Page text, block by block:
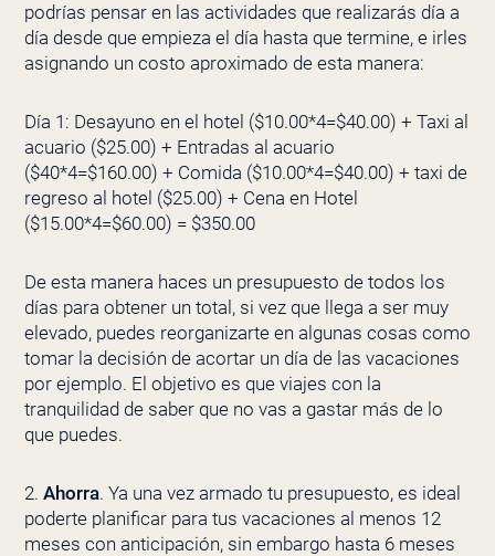
podrías pensar en las actividades que realizarás día a
día desde que empieza el día hasta que termine, e irles
asignando un costo aproximado de esta manera:
Día 1: Desayuno en el hotel ($10.00*4=$40.00) + Taxi al
acuario ($25.00) + Entradas al acuario
($40*4=$160.00) + Comida ($10.00*4=$40.00) + taxi de
regreso al hotel ($25.00) + Cena en Hotel
($15.00*4=$60.00) = $350.00
De esta manera haces un presupuesto de todos los
días para obtener un total, si vez que llega a ser muy
elevado, puedes reorganizarte en algunas cosas como
tomar la decisión de acortar un día de las vacaciones
por ejemplo. El objetivo es que viajes con la
tranquilidad de saber que no vas a gastar más de lo
que puedes.
2. Ahorra. Ya una vez armado tu presupuesto, es ideal
poderte planificar para tus vacaciones al menos 12
meses con anticipación, sin embargo hasta 6 meses